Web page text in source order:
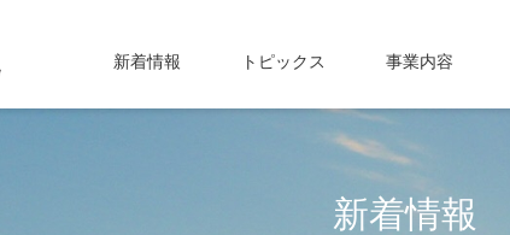
新着情報 トピックス 事業内容
新着情報